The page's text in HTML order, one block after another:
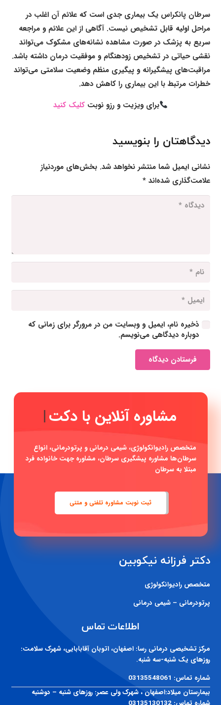
سرطان پانکراس یک بیماری جدی است که علائم آن اغلب در
مراحل اولیه قابل تشخیص نیست. آگاهی از این علائم و مراجعه
سریع به پزشک در صورت مشاهده نشانه‌های مشکوک می‌تواند
نقشی حیاتی در تشخیص زودهنگام و موفقیت درمان داشته باشد.
مراقبت‌های پیشگیرانه و پیگیری منظم وضعیت سلامتی می‌تواند
خطرات مرتبط با این بیماری را کاهش دهد.
برای ویزیت و رزو نوبتکلیک کنید
دیدگاهتان را بنویسید
نشانی ایمیل شما منتشر نخواهد شد. بخش‌های موردنیاز
علامت‌گذاری شده‌اند*
ذخیره نام، ایمیل و وبسایت من در مرورگر برای زمانی که
دوباره دیدگاهی می‌نویسم.
فرستادن دیدگاه
مشاوره آنلا |
متخصص رادیوانکولوژی، شیمی درمانی و پرتودرمانی، انواع
سرطان‌ها مشاوره پیشگیری سرطان، مشاوره جهت خانواده فرد
مبتلا به سرطان
ثبت نوبت مشاوره تلفنی و متنی
دکتر فرزانه نیکوبین
متخصص رادیوانکولوژی
پرتودرمانی – شیمی درمانی
اطلاعات تماس
مرکز تشخیصی درمانی رسا: اصفهان، اتوبان آقابابایی، شهرک سلامت:
روزهای یک شنبه-سه شنبه.
شماره تماس: 03135548061
بیمارستان میلاد:اصفهان ، شهرک ولی عصر: روزهای شنبه – دوشنبه